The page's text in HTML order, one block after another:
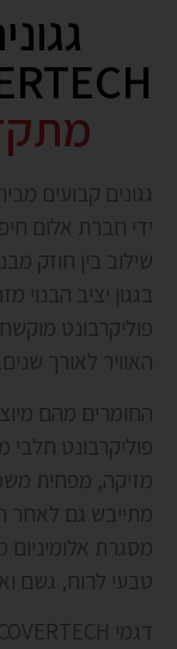
גגונים קבועים
ידי חברת אלום
שילוב בין חוזק
בגגון יציב הבנוי
פוליקרבונט
האוויר לאורך שנים.
החומרים מהם
פוליקרבונט
מזיקה, מפחית
מתייבש גם לאחר
מסגרת
טבעי לרוח, גשם